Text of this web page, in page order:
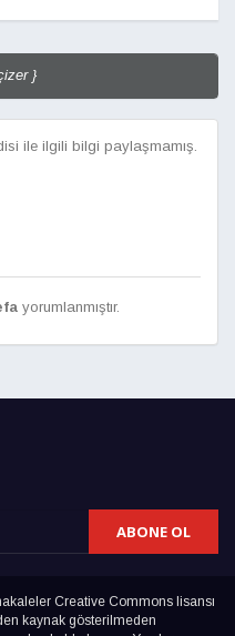
}
ile ilgili bilgi paylaşmamış.
yorumlanmıştır.
ABONE OL
Creative Commons lisansı
kaynak gösterilmeden